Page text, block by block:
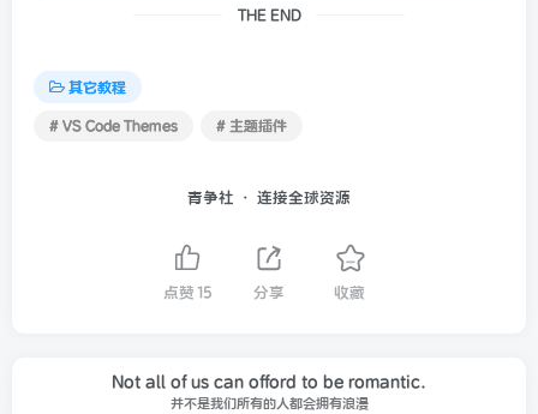
THE END
其它教程
# VS Code Themes # 主题插件
青争社 · 连接全球资源
点赞 15 分享 收藏
Not all of us can offord to be romantic.
并不是我们所有的人都会拥有浪漫